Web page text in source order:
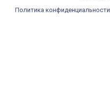
Политика конфиденциальности